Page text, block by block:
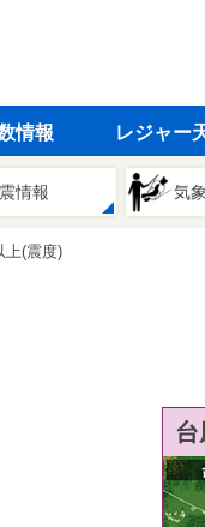
情報 レジャー
情報 気
上(震度)